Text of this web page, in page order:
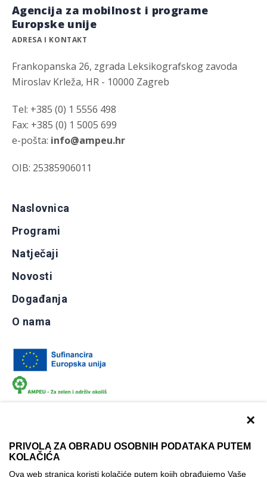
×
PRIVOLA ZA OBRADU OSOBNIH PODATAKA PUTEM
KOLAČIĆA
Ova web stranica koristi kolačiće putem kojih obrađujemo Vaše
Agencija za mobilnost i programe
Europske unije
ADRESA I KONTAKT
Frankopanska 26, zgrada Leksikografskog zavoda
Miroslav Krleža, HR - 10000 Zagreb
Tel: +385 (0) 1 5556 498
Fax: +385 (0) 1 5005 699
e-pošta: info@ampeu.hr
OIB: 25385906011
Naslovnica
Programi
Natječaji
Novosti
Događanja
O nama